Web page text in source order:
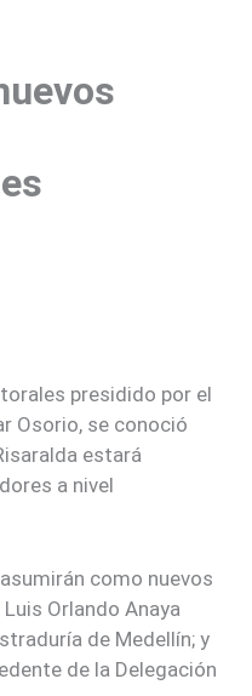
presidido por el
Osorio, se conoció
estará
a nivel
como nuevos
Orlando Anaya
de Medellín; y
de la Delegación